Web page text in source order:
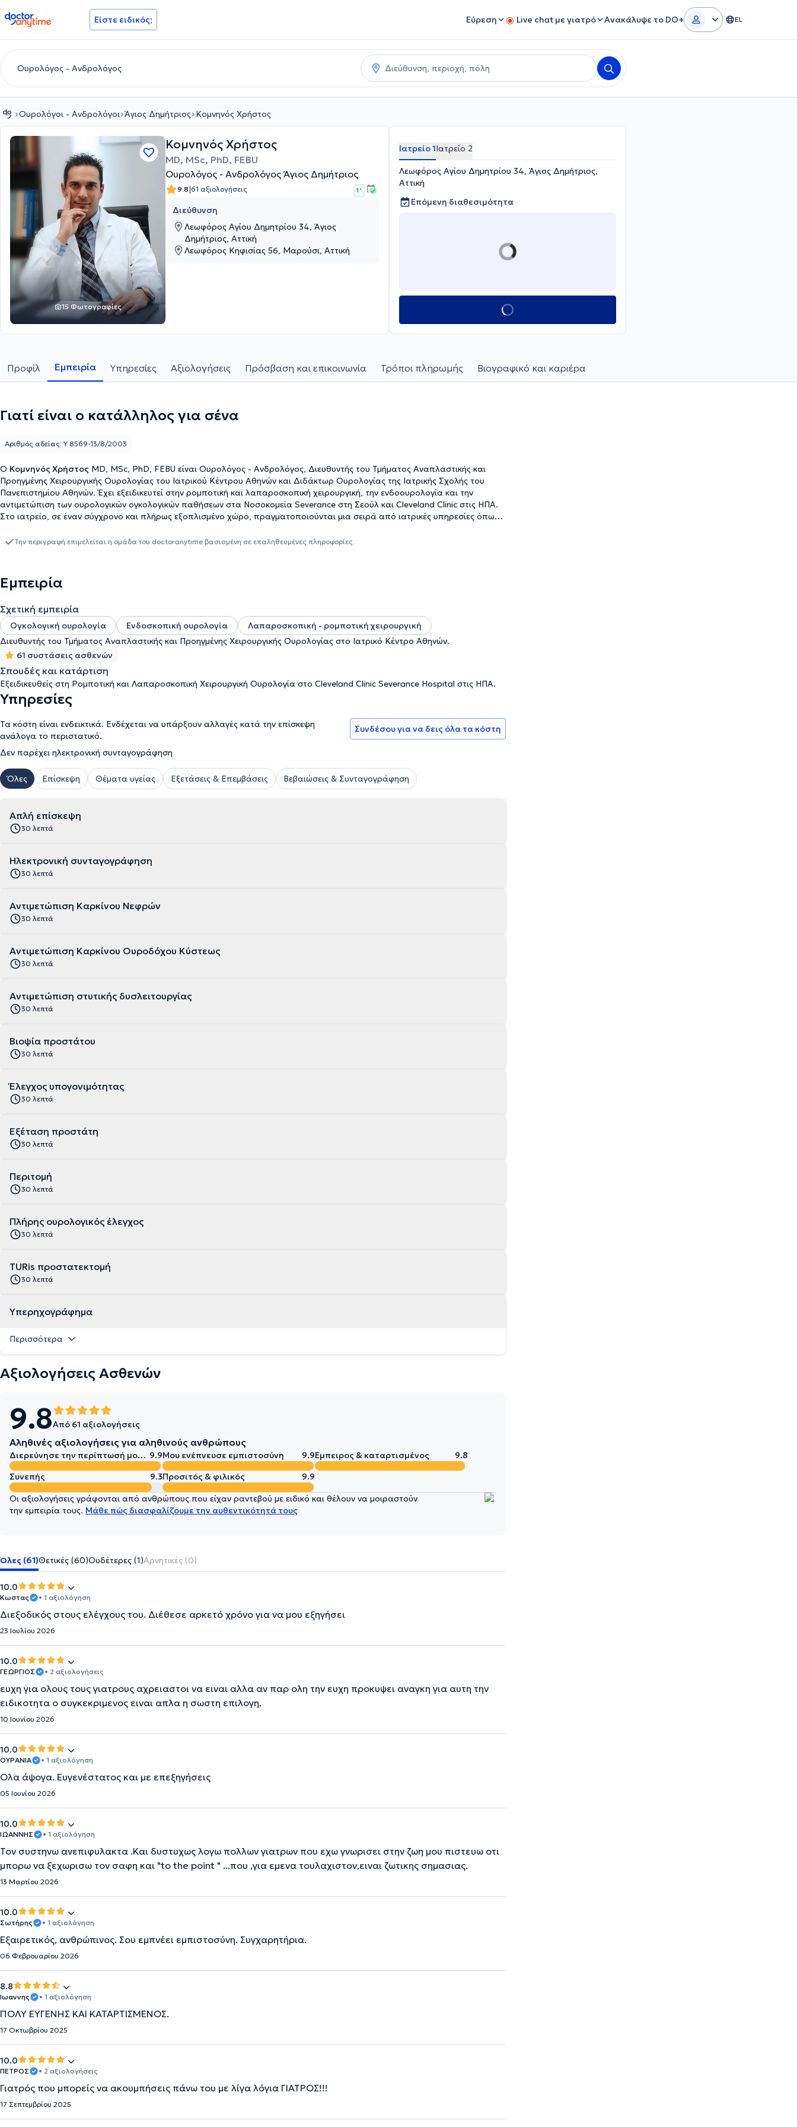
doctoranytime Είστε ειδικός; Εύρεση Live chat με γιατρό Ανακάλυψε το DO+ EL
Ουρολόγοι - Ανδρολόγοι Άγιος Δημήτριος Κομνηνός Χρήστος
15 Φωτογραφίες
Κομνηνός Χρήστος
MD, MSc, PhD, FEBU
Ουρολόγος - Ανδρολόγος Άγιος Δημήτριος
9.8|61 αξιολογήσεις 1 '
Διεύθυνση
Λεωφόρος Αγίου Δημητρίου 34, Άγιος
Δημήτριος, Αττική
Λεωφόρος Κηφισίας 56, Μαρούσι, Αττική
Ιατρείο 1Ιατρείο 2
Λεωφόρος Αγίου Δημητρίου 34, Άγιος Δημήτριος,
Αττική
Επόμενη διαθεσιμότητα
Προφίλ Εμπειρία Υπηρεσίες Αξιολογήσεις Πρόσβαση και επικοινωνία Τρόποι πληρωμής Βιογραφικό και καριέρα
Γιατί είναι ο κατάλληλος για σένα
Ο Κομνηνός Χρήστος MD, MSc, PhD, FEBU είναι Ουρολόγος - Ανδρολόγος, Διευθυντής του Τμήματος Αναπλαστικής και
Προηγμένης Χειρουργικής Ουρολογίας του Ιατρικού Κέντρου Αθηνών και Διδάκτωρ Ουρολογίας της Ιατρικής Σχολής του
Πανεπιστημίου Αθηνών. Έχει εξειδικευτεί στην ρομποτική και λαπαροσκοπική χειρουργική, την ενδοουρολογία και την
αντιμετώπιση των ουρολογικών ογκολογικών παθήσεων στα Νοσοκομεία Severance στη Σεούλ και Cleveland Clinic στις ΗΠΑ.
Στο ιατρείο, σε έναν σύγχρονο και πλήρως εξοπλισμένο χώρο, πραγματοποιούνται μια σειρά από ιατρικές υπηρεσίες όπως
ουροδόχου κύστεως και προστάτη, όπως επίσης triplex οσχέου και πέους, αντίστοιχα. Ο Κομνηνός Χρήστος έχει
νεφρεκτομής με τη χρήση της καινούριας μονής οπής πλατφόρμας του ρομπότ Da Vinci. Αντικείμενο ενασχόλησης του
αποτελεί η σύγχρονη, και όσο το δυνατόν με την πιο ελάχιστη παρέμβαση, αντιμετώπιση όλου του φάσματος των
Αριθμός αδείας: Y 8569-13/8/2003
Την περιγραφή επιμελείται η ομάδα του doctoranytime βασισμένη σε επαληθευμένες πληροφορίες.
Εμπειρία
Σχετική εμπειρία
Ογκολογική ουρολογία Ενδοσκοπική ουρολογία
Λαπαροσκοπική - ρομποτική χειρουργική
Διευθυντής του Τμήματος Αναπλαστικής και Προηγμένης Χειρουργικής Ουρολογίας στο Ιατρικό Κέντρο Αθηνών.
61 συστάσεις ασθενών
Σπουδές και κατάρτιση
Εξειδικευθείς στη Ρομποτική και Λαπαροσκοπική Χειρουργική Ουρολογία στο Cleveland Clinic Severance Hospital στις ΗΠΑ.
Υπηρεσίες
Τα κόστη είναι ενδεικτικά. Ενδέχεται να υπάρξουν αλλαγές κατά την επίσκεψη
ανάλογα το περιστατικό.
Δεν παρέχει ηλεκτρονική συνταγογράφηση
Συνδέσου για να δεις όλα τα κόστη
Όλες Επίσκεψη Θέματα υγείας Εξετάσεις & Επεμβάσεις Βεβαιώσεις & Συνταγογράφηση
Απλή επίσκεψη
30 λεπτά
Ηλεκτρονική συνταγογράφηση
30 λεπτά
Αντιμετώπιση Καρκίνου Νεφρών
30 λεπτά
Αντιμετώπιση Καρκίνου Ουροδόχου Κύστεως
30 λεπτά
Αντιμετώπιση στυτικής δυσλειτουργίας
30 λεπτά
Βιοψία προστάτου
30 λεπτά
Έλεγχος υπογονιμότητας
30 λεπτά
Εξέταση προστάτη
30 λεπτά
Περιτομή
30 λεπτά
Πλήρης ουρολογικός έλεγχος
30 λεπτά
TURis προστατεκτομή
30 λεπτά
Υπερηχογράφημα
Περισσότερα
Αξιολογήσεις Ασθενών
9.8Από 61 αξιολογήσεις
Αληθινές αξιολογήσεις για αληθινούς ανθρώπους
Διερεύνησε την περίπτωσή μου σε βάθος 9.9Μου ενέπνευσε εμπιστοσύνη 9.9Έμπειρος & καταρτισμένος
9.8
Συνεπής
9.3Προσιτός & φιλικός 9.9
Οι αξιολογήσεις γράφονται από ανθρώπους που είχαν ραντεβού με ειδικό και θέλουν να μοιραστούν
την εμπειρία τους. Μάθε πώς διασφαλίζουμε την αυθεντικότητά τους
Όλες (61)Θετικές (60)Ουδέτερες (1)Αρνητικές (0)
10.0
Κωστας • 1 αξιολόγηση
Διεξοδικός στους ελέγχους του. Διέθεσε αρκετό χρόνο για να μου εξηγήσει
23 Ιουλίου 2026
10.0
ΓΕΩΡΓΙΟΣ • 2 αξιολογήσεις
ευχη για ολους τους γιατρους αχρειαστοι να ειναι αλλα αν παρ ολη την ευχη προκυψει αναγκη για αυτη την
ειδικοτητα ο συγκεκριμενος ειναι απλα η σωστη επιλογη.
10 Ιουνίου 2026
10.0
ΟΥΡΑΝΙΑ • 1 αξιολόγηση
Ολα άψογα. Ευγενέστατος και με επεξηγήσεις
05 Ιουνίου 2026
10.0
ΙΩΑΝΝΗΣ • 1 αξιολόγηση
Τον συστηνω ανεπιφυλακτα .Και δυστυχως λογω πολλων γιατρων που εχω γνωρισει στην ζωη μου πιστευω οτι
μπορω να ξεχωρισω τον σαφη και "to the point " ...που ,για εμενα τουλαχιστον,ειναι ζωτικης σημασιας.
13 Μαρτίου 2026
10.0
Σωτήρης • 1 αξιολόγηση
Εξαιρετικός, ανθρώπινος. Σου εμπνέει εμπιστοσύνη. Συγχαρητήρια.
06 Φεβρουαρίου 2026
8.8
Ιωαννης • 1 αξιολόγηση
ΠΟΛΥ ΕΥΓΕΝΗΣ ΚΑΙ ΚΑΤΑΡΤΙΣΜΕΝΟΣ.
17 Οκτωβρίου 2025
10.0
ΠΕΤΡΟΣ • 2 αξιολογήσεις
Γιατρός που μπορείς να ακουμπήσεις πάνω του με λίγα λόγια ΓΙΑΤΡΟΣ!!!
17 Σεπτεμβρίου 2025